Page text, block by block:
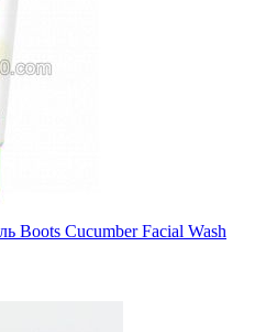
Boots Cucumber Facial Wash